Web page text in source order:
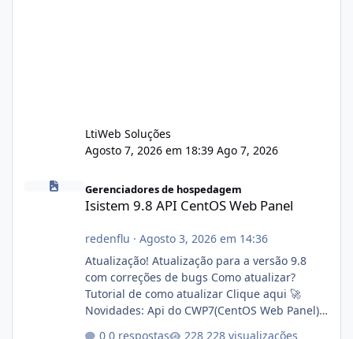
LtiWeb Soluções
Agosto 7, 2026 em 18:39 Ago 7, 2026
Isistem 9.8 API CentOS Web Panel
Gerenciadores de hospedagem
Isistem 9.8 API CentOS Web Panel
redenflu · Agosto 3, 2026 em 14:36
Atualização! Atualização para a versão 9.8
com correções de bugs Como atualizar?
Tutorial de como atualizar Clique aqui 🚀
Novidades: Api do CWP7(CentOS Web Panel)
0 respostas 228 visualizações